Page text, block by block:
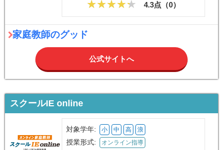
4.3点（0）
家庭教師のグッド
公式サイトへ
スクールIE online
対象学年: 小 中 高 浪
授業形式: オンライン指導